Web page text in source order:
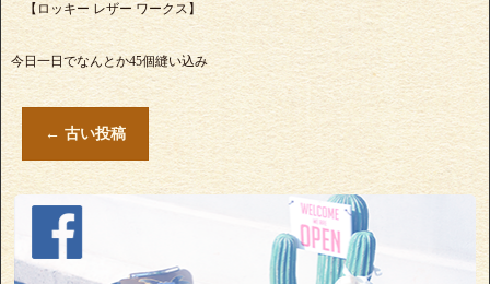
【ロッキー レザー ワークス】
今日一日でなんとか45個縫い込み
← 古い投稿